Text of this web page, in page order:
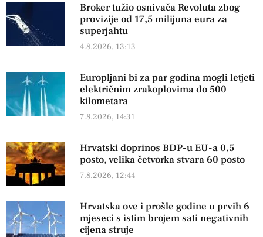
Broker tužio osnivača Revoluta zbog
provizije od 17,5 milijuna eura za
superjahtu
4.8.2026, 13:13
Europljani bi za par godina mogli letjeti
električnim zrakoplovima do 500
kilometara
7.8.2026, 14:31
Hrvatski doprinos BDP-u EU-a 0,5
posto, velika četvorka stvara 60 posto
7.8.2026, 12:44
Hrvatska ove i prošle godine u prvih 6
mjeseci s istim brojem sati negativnih
cijena struje